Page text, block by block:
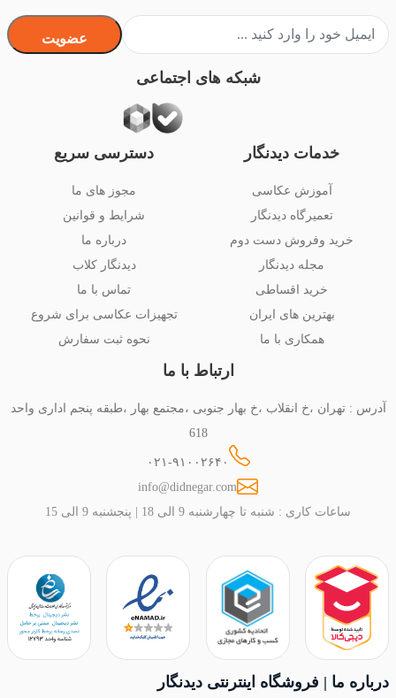
خدمات دیدنگار
آموزش عکاسی
تعمیرگاه دیدنگار
خرید وفروش دست دوم
مجله دیدنگار
خرید اقساطی
بهترین های ایران
همکاری با ما
دسترسی سریع
مجوز های ما
شرایط و قوانین
درباره ما
دیدنگار کلاب
تماس با ما
تجهیزات عکاسی برای شروع
نحوه ثبت سفارش
ارتباط با ما
آدرس : تهران ،خ انقلاب ،خ بهار جنوبی ،مجتمع بهار ،طبقه پنجم اداری واحد
618
۰۲۱-۹۱۰۰۲۶۴۰
info@didnegar.com
ساعات کاری : شنبه تا چهارشنبه 9 الی 18 | پنجشنبه 9 الی 15
عضویت
شبکه های اجتماعی
درباره ما | فروشگاه اینترنتی دیدنگار